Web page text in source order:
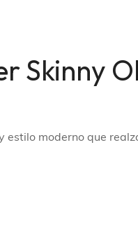
Skinny
moderno que